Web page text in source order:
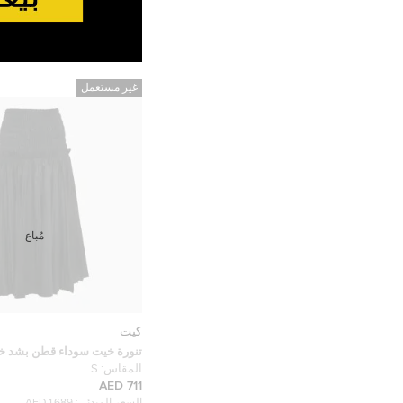
غير مستعمل
كيت
تنورة خيت سوداء قطن بشد
ميدي
المقاس: S
711 AED
مُباع